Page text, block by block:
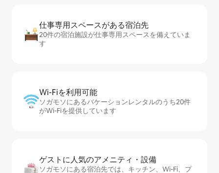
仕事専用ス⁠ペ⁠ー⁠スがあ⁠る宿⁠泊⁠先
20件の宿泊施設が仕事専用スペースを備えていま
す
Wi-Fiを利⁠用⁠可⁠能
ソガモソにあるバケーションレンタルのうち20件
がWi-Fiを提供しています
ゲストに人⁠気⁠のア⁠メ⁠ニ⁠テ⁠ィ・設⁠備
ソガモソにある宿泊先では、キッチン、Wi-Fi、プ